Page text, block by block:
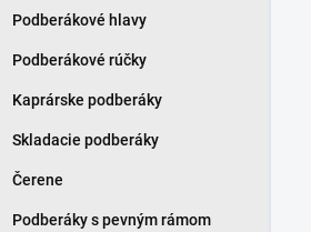
Podberákové hlavy
Podberákové rúčky
Kaprárske podberáky
Skladacie podberáky
Čerene
Podberáky s pevným rámom